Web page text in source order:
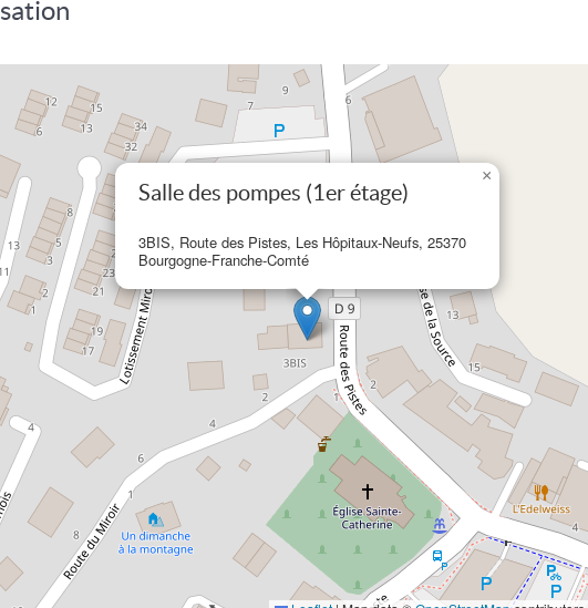
Salle des pompes (1er étage)
3BIS, Route des Pistes, Les Hôpitaux-Neufs, 25370
Bourgogne-Franche-Comté
×